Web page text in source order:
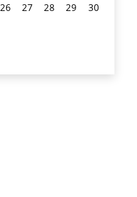
26 27 28 29
30